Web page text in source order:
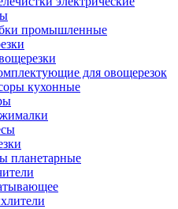
промышленные
для овощерезок
кухонные
планетарные